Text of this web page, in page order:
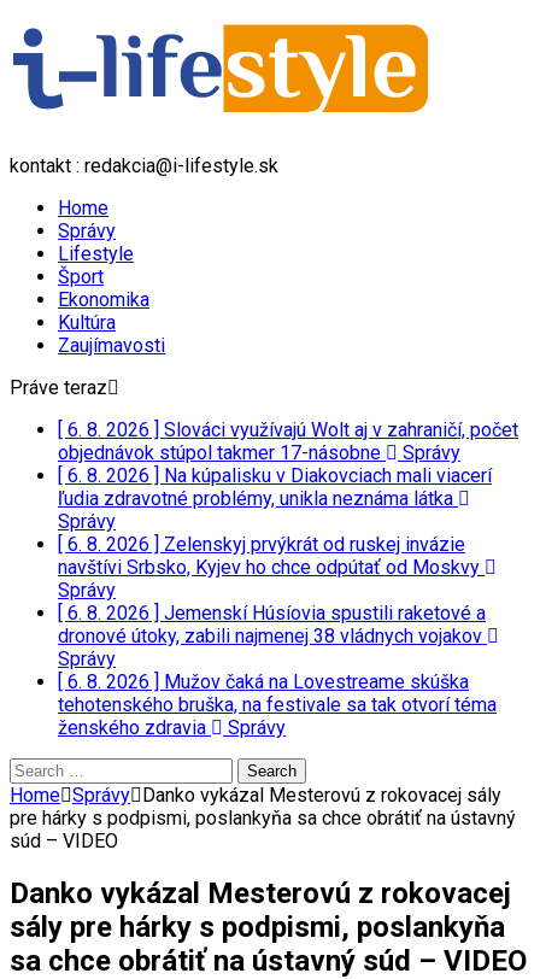
kontakt : redakcia@i-lifestyle.sk
Home
Správy
Lifestyle
Šport
Ekonomika
Kultúra
Zaujímavosti
Práve teraz
[ 6. 8. 2026 ] Slováci využívajú Wolt aj v zahraničí, počet
objednávok stúpol takmer 17-násobne
Správy
[ 6. 8. 2026 ] Na kúpalisku v Diakovciach mali viacerí
ľudia zdravotné problémy, unikla neznáma látka
Správy
[ 6. 8. 2026 ] Zelenskyj prvýkrát od ruskej invázie
navštívi Srbsko, Kyjev ho chce odpútať od Moskvy
Správy
[ 6. 8. 2026 ] Jemenskí Húsíovia spustili raketové a
dronové útoky, zabili najmenej 38 vládnych vojakov
Správy
[ 6. 8. 2026 ] Mužov čaká na Lovestreame skúška
tehotenského bruška, na festivale sa tak otvorí téma
ženského zdravia
Správy
Search
for:
Home Správy Danko vykázal Mesterovú z rokovacej sály
pre hárky s podpismi, poslankyňa sa chce obrátiť na ústavný
súd – VIDEO
Danko vykázal Mesterovú z rokovacej
sály pre hárky s podpismi, poslankyňa
sa chce obrátiť na ústavný súd – VIDEO